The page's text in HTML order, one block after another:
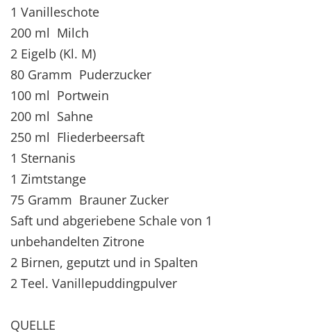
1 Vanilleschote
200 ml Milch
2 Eigelb (Kl. M)
80 Gramm Puderzucker
100 ml Portwein
200 ml Sahne
250 ml Fliederbeersaft
1 Sternanis
1 Zimtstange
75 Gramm Brauner Zucker
Saft und abgeriebene Schale von 1
unbehandelten Zitrone
2 Birnen, geputzt und in Spalten
2 Teel. Vanillepuddingpulver
QUELLE